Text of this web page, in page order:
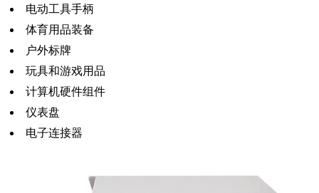
电动工具手柄
体育用品装备
户外标牌
玩具和游戏用品
计算机硬件组件
仪表盘
电子连接器